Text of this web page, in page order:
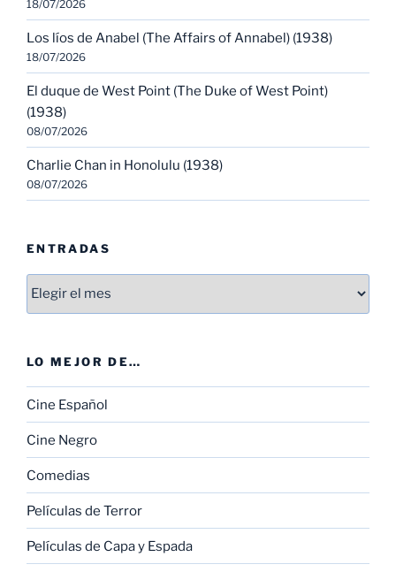
18/07/2026
Los líos de Anabel (The Affairs of Annabel) (1938)
18/07/2026
El duque de West Point (The Duke of West Point)
(1938)
08/07/2026
Charlie Chan in Honolulu (1938)
08/07/2026
ENTRADAS
Entradas
LO MEJOR DE…
Cine Español
Cine Negro
Comedias
Películas de Terror
Películas de Capa y Espada